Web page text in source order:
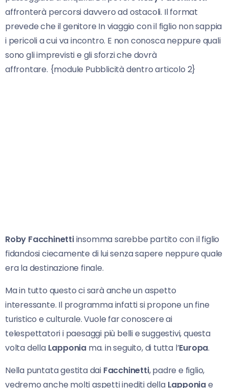
affronterà percorsi davvero ad ostacoli. Il format
prevede che il genitore In viaggio con il figlio non sappia
i pericoli a cui va incontro. E non conosca neppure quali
sono gli imprevisti e gli sforzi che dovrà
affrontare. {module Pubblicità dentro articolo 2}
Roby Facchinettiinsomma sarebbe partito con il figlio
fidandosi ciecamente di lui senza sapere neppure quale
era la destinazione finale.
Ma in tutto questo ci sarà anche un aspetto
interessante. Il programma infatti si propone un fine
turistico e culturale. Vuole far conoscere ai
telespettatori i paesaggi più belli e suggestivi, questa
volta della Lapponia ma. in seguito, di tutta l’Europa.
Nella puntata gestita dai Facchinetti, padre e figlio,
vedremo anche molti aspetti inediti della Lapponiae